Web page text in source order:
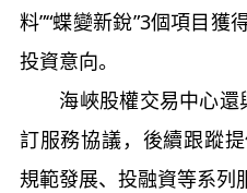
料”“蝶變新銳”3個項目獲
投資意向。
海峽股權交易中心還
訂服務協議，後續跟蹤
規範發展、投融資等系列